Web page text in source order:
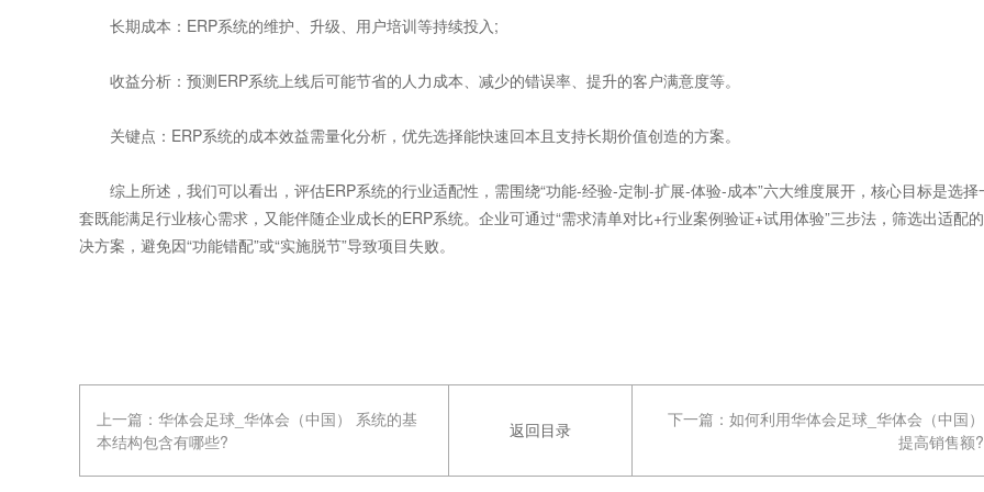
长期成本：ERP系统的维护、升级、用户培训等持续投入;
收益分析：预测ERP系统上线后可能节省的人力成本、减少的错误率、提升的客户满意度等。
关键点：ERP系统的成本效益需量化分析，优先选择能快速回本且支持长期价值创造的方案。
综上所述，我们可以看出，评估ERP系统的行业适配性，需围绕“功能-经验-定制-扩展-体验-成本”六大维度展开，核心目标是选择
套既能满足行业核心需求，又能伴随企业成长的ERP系统。企业可通过“需求清单对比+行业案例验证+试用体验”三步法，筛选出适配
决方案，避免因“功能错配”或“实施脱节”导致项目失败。
上一篇： 华体会足球_华体会（中国） 系统的基
本结构包含有哪些?
返回目录 下一篇： 如何利用华体会足球_华体会（中国）
提高销售额?